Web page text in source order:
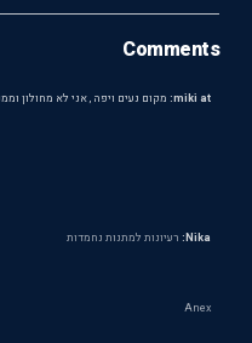
Comments
miki at: מקום נעים ויפה , אני לא מחולון
Nika: רעיונות למתנות נחמדות
Anex